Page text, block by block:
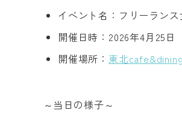
イベント名：フリーラン
開催日時：2026年4月25日
開催場所： 東北
～当日の様子～